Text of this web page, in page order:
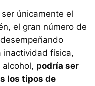
únicamente el
el gran número de
inactividad física,
podría ser
los tipos de